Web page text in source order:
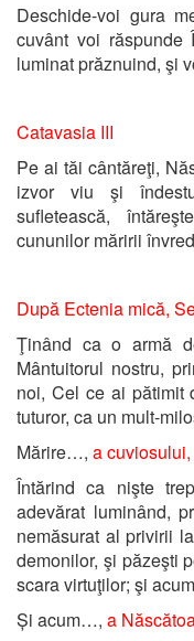
Deschide-voi gura
cuvânt voi răspunde
luminat prăznuind, şi
Catavasia III
Pe ai tăi cântăreţi,
izvor viu şi
sufletească,
cununilor măririi
După Ectenia mică,
Ţinând ca o armă
Mântuitorul nostru,
noi, Cel ce ai pătimit
tuturor, ca un mult-
Mărire…, a
Întărind ca nişte
adevărat luminând,
nemăsurat al privirii
demonilor, şi păzeşti
scara virtuţilor; şi
Și acum…, a